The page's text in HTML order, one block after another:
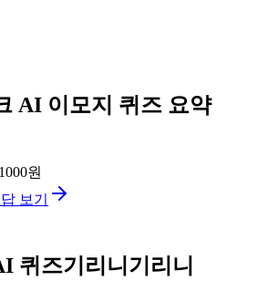
AI 이모지 퀴즈 요약
1000원
보기
퀴즈기리니기리니